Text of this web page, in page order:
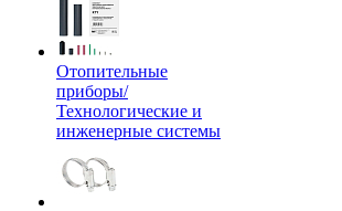
Отопительные
приборы/
Технологические и
инженерные системы